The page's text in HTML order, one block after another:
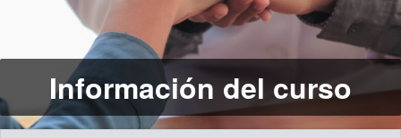
Información del curso